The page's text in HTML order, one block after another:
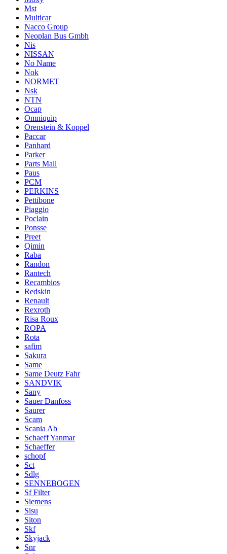
Mst
Multicar
Nacco Group
Neoplan Bus Gmbh
Nis
NISSAN
No Name
Nok
NORMET
Nsk
NTN
Ocap
Omniquip
Orenstein & Koppel
Paccar
Panhard
Parker
Parts Mall
Paus
PCM
PERKINS
Pettibone
Piaggio
Poclain
Ponsse
Preet
Qimin
Raba
Randon
Rantech
Recambios
Redskin
Renault
Rexroth
Risa Roux
ROPA
Rota
safim
Sakura
Same
Same Deutz Fahr
SANDVIK
Sany
Sauer Danfoss
Saurer
Scam
Scania Ab
Schaeff Yanmar
Schaeffer
schopf
Sct
Sdlg
SENNEBOGEN
Sf Filter
Siemens
Sisu
Siton
Skf
Skyjack
Snr